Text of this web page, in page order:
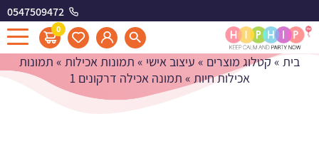
0547509472
0
תמונה אכילה דרקונים 1
בית »קטלוג מוצרים » עיצוב אישי » תמונות אכילות » תמונות
אכילות חיות » תמונה אכילה דרקונים 1